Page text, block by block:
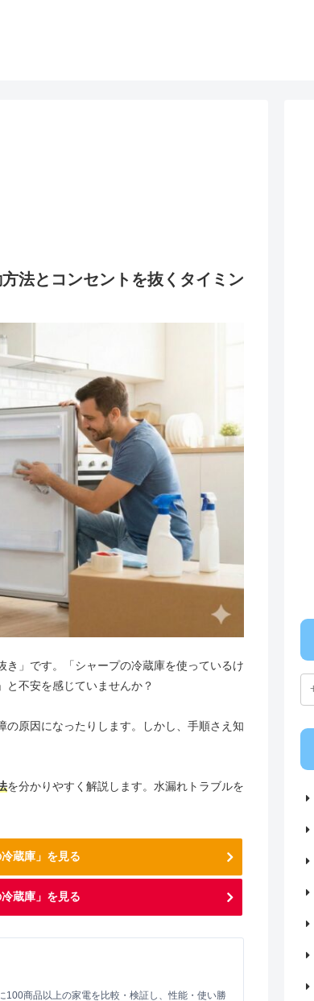
法とコンセントを抜くタイミン
」です。「シャープの冷蔵庫を使っているけ
と不安を感じていませんか？
原因になったりします。しかし、手順さえ知
を分かりやすく解説します。水漏れトラブルを
蔵庫」を見る
蔵庫」を見る
商品以上の家電を比較・検証し、性能・使い勝